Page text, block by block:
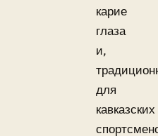
карие
глаза
и,
для
кавказских